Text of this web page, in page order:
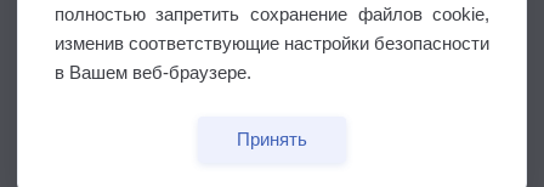
полностью запретить сохранение файлов cookie,
изменив соответствующие настройки безопасности
в Вашем веб-браузере.
Принять